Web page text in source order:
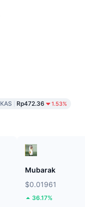
KAS Rp472.36 1.53%
Mubarak
$0.01961
36.17%